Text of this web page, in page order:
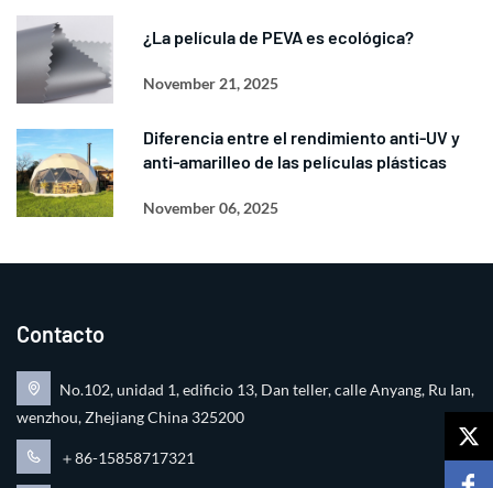
¿La película de PEVA es ecológica?
November 21, 2025
Diferencia entre el rendimiento anti-UV y
anti-amarilleo de las películas plásticas
November 06, 2025
Contacto
No.102, unidad 1, edificio 13, Dan teller, calle Anyang, Ru Ian,
wenzhou, Zhejiang China 325200
＋86-15858717321